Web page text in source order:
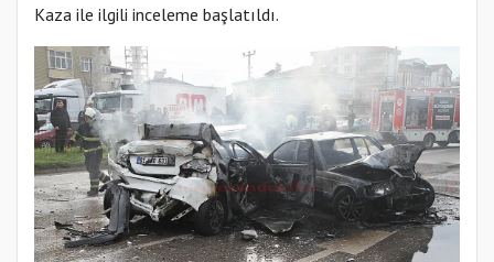
Kaza ile ilgili inceleme başlatıldı.